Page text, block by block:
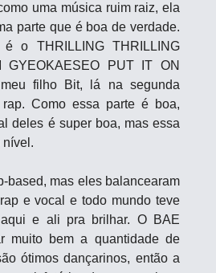
uma música ruim raiz, ela
parte que é boa de verdade.
é o THRILLING THRILLING
GYEOKAESEO PUT IT ON
filho Bit, lá na segunda
Como essa parte é boa,
deles é super boa, mas essa
nível.
based, mas eles balancearam
e vocal e todo mundo teve
e ali pra brilhar. O BAE
muito bem a quantidade de
ótimos dançarinos, então a